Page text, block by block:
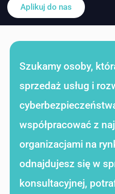
Aplikuj do nas
Szukamy osoby,
sprzedaż usług i
współpracować z
organizacjami na
odnajdujesz się w
konsultacyjnej,